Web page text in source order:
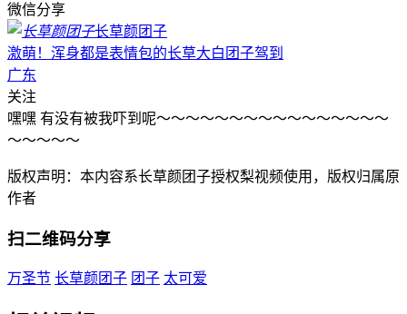
微信分享
长草颜团子
激萌！浑身都是表情包的长草大白团子驾到
广东
关注
嘿嘿 有没有被我吓到呢～～～～～～～～～～～～～～～～
～～～～～
版权声明：本内容系长草颜团子授权梨视频使用，版权归属原
作者
扫二维码分享
万圣节 长草颜团子 团子 太可爱